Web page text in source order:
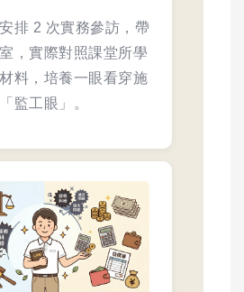
排 2 次實務參訪，帶
，實際對照課堂所學
料，培養一眼看穿施
監工眼」。